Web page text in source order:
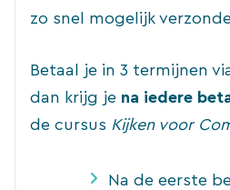
zo snel mogelijk
Betaal je in 3 termijnen
dan krijg je na iedere
de cursus Kijken voor
Na de eerste